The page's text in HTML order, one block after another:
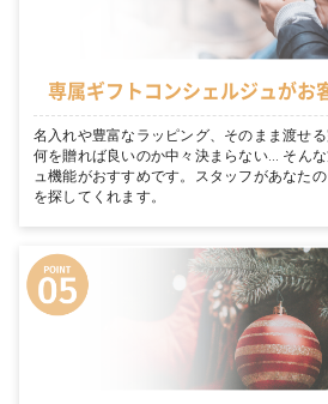
専属ギフトコンシェルジュがお
名入れや豊富なラッピング、そのまま渡せ
何を贈れば良いのか中々決まらない… そん
ュ機能がおすすめです。スタッフがあなた
を探してくれます。